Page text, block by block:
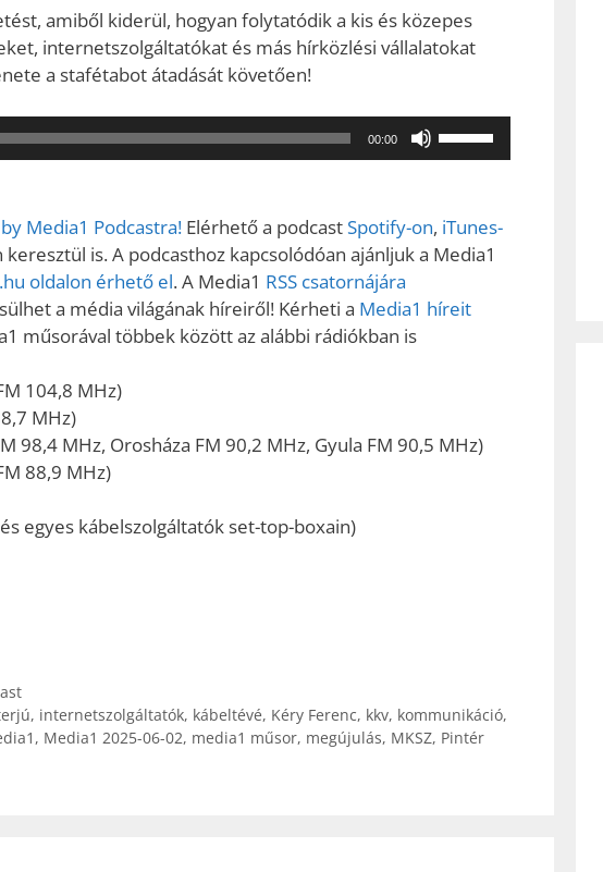
amiből kiderül, hogyan folytatódik a kis és közepes
internetszolgáltatókat és más hírközlési vállalatokat
a stafétabot átadását követően!
00:00
hangerő
csökkentéséhez
a
billentyűket
Media1 Podcastra! Elérhető a podcastSpotify-on, iTunes-
is. A podcasthoz kapcsolódóan ajánljuk a Media1
oldalon érhető el. A Media1 RSS csatornájára
a média világának híreiről! Kérheti a Media1 híreit
műsorával többek között az alábbi rádiókban is
104,8 MHz)
MHz)
98,4 MHz, Orosháza FM 90,2 MHz, Gyula FM 90,5 MHz)
88,9 MHz)
egyes kábelszolgáltatók set-top-boxain)
, internetszolgáltatók, kábeltévé, Kéry Ferenc, kkv, kommunikáció,
, Media1 2025-06-02, media1 műsor, megújulás, MKSZ, Pintér